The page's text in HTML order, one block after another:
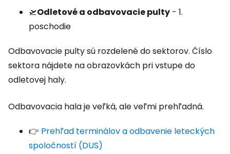
🛫Odletové a odbavovacie pulty - 1.
poschodie
Odbavovacie pulty sú rozdelené do sektorov. Číslo
sektora nájdete na obrazovkách pri vstupe do
odletovej haly.
Odbavovacia hala je veľká, ale veľmi prehľadná.
👉 Prehľad terminálov a odbavenie leteckých
spoločností (DUS)